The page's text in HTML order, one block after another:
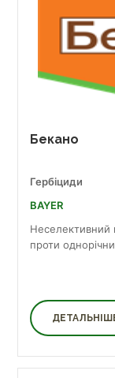
Бекано
Гербіциди
BAYER
Неселективний
проти